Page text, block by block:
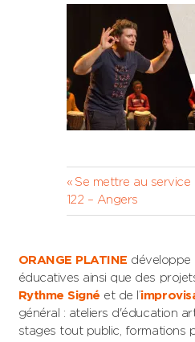
Navigation
de
Previous
Post:
Se mettre au service
122 – Angers
ORANGE PLATINE développe
éducatives ainsi que des
Rythme Signé et de l’
général : ateliers d'éducation
stages tout public, formations